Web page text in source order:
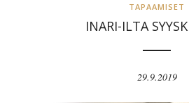
TAPAAMISET
INARI-ILTA
29.9.2019